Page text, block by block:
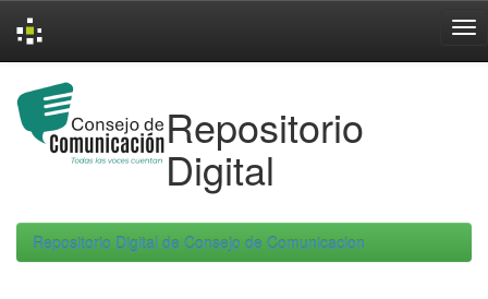
navigation
Repositorio
Digital
Repositorio Digital de Consejo de Comunicacion